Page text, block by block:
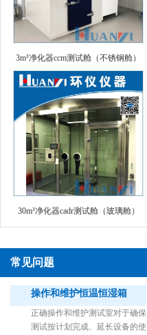
3m³净化器ccm测试舱（不锈钢舱）
30m³净化器cadr测试舱（玻璃舱）
常见问题
操作和维护恒温恒湿箱
正确操作和维护测试室对于确保
测试按计划完成、延长设备的使